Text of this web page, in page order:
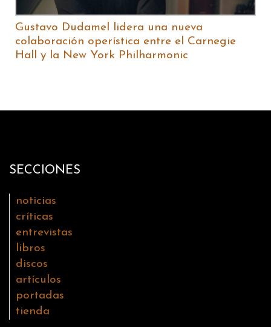
Gustavo Dudamel lidera una nueva
colaboración operística entre el Carnegie
Hall y la New York Philharmonic
SECCIONES
noticias
críticas
entrevistas
libros
discos
artículos
portadas
tienda